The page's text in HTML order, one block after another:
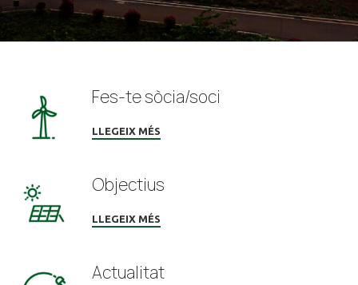
Fes-te sòcia/soci
LLEGEIX MÉS
Objectius
LLEGEIX MÉS
Actualitat